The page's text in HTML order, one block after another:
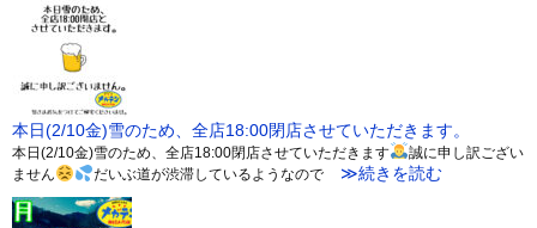
本日(2/10金)雪のため、全店18:00閉店させていただきます。
本日(2/10金)雪のため、全店18:00閉店させていただきます
誠に申し訳ござい
ません
だいぶ道が渋滞しているようなので≫続きを読む